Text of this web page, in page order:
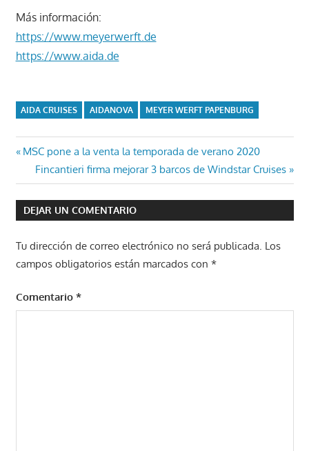
Más información:
https://www.meyerwerft.de
https://www.aida.de
AIDA CRUISES AIDANOVA MEYER WERFT PAPENBURG
Navegación
de
entradas
Entrada
anterior:
MSC pone a la venta la temporada de verano 2020
Entrada
siguiente:
Fincantieri firma mejorar 3 barcos de Windstar Cruises
DEJAR UN COMENTARIO
Tu dirección de correo electrónico no será publicada. Los
campos obligatorios están marcados con *
Comentario *